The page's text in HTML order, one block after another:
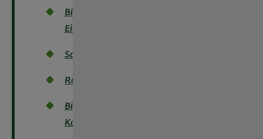
Bio-
Einkornbrot
Sandwich
Römerbrot
Bio-
Kaisersemmel